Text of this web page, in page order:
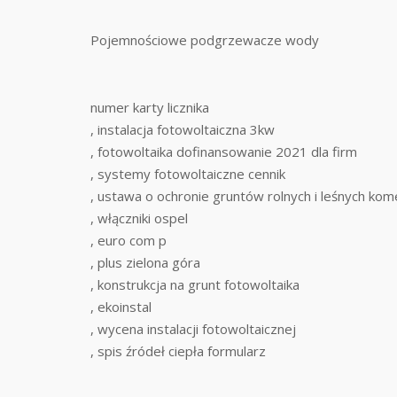
Pojemnościowe podgrzewacze wody
numer karty licznika
, instalacja fotowoltaiczna 3kw
, fotowoltaika dofinansowanie 2021 dla firm
, systemy fotowoltaiczne cennik
, ustawa o ochronie gruntów rolnych i leśnych
, włączniki ospel
, euro com p
, plus zielona góra
, konstrukcja na grunt fotowoltaika
, ekoinstal
, wycena instalacji fotowoltaicznej
, spis źródeł ciepła formularz